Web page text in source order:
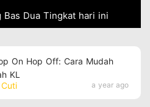
Bas Dua Tingkat hari ini
a year ago
On Hop Off: Cara Mudah
KL